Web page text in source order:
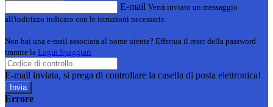
E-mail Verrà inviato un messaggio
all'indirizzo indicato con le istruzioni necessarie.
Non hai una e-mail associata al nome utente? Effettua il reset della password
tramite la Login Spaggiari
E-mail inviata, si prega di controllare la casella di posta elettronica!
Errore